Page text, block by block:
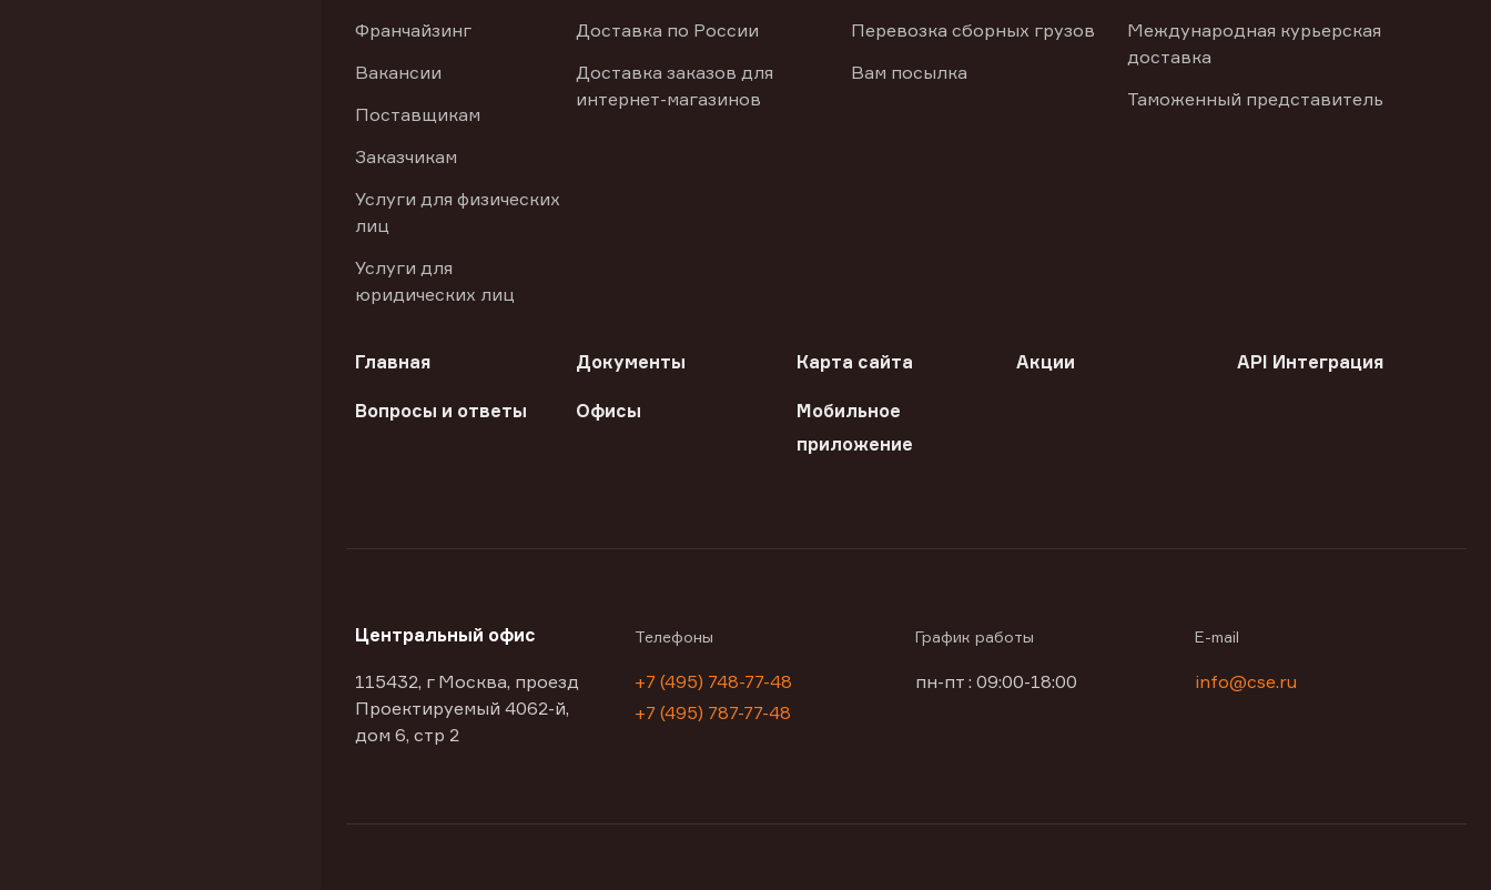
Франчайзинг
Вакансии
Поставщикам
Заказчикам
Услуги для физических
лиц
Услуги для
юридических лиц
Доставка по России
Доставка заказов для
интернет-магазинов
Перевозка сборных грузов
Вам посылка
Международная курьерская
доставка
Таможенный представитель
Главная Документы Карта сайта Акции API Интеграция
Вопросы и ответы Офисы
Мобильное
приложение
Центральный офис
115432, г Москва, проезд
Проектируемый 4062-й,
дом 6, стр 2
Телефоны
+7 (495) 748-77-48
+7 (495) 787-77-48
График работы
пн-пт : 09:00-18:00
E-mail
info@cse.ru